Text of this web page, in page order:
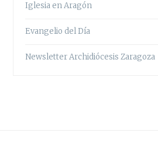
Iglesia en Aragón
Evangelio del Día
Newsletter Archidiócesis Zaragoza